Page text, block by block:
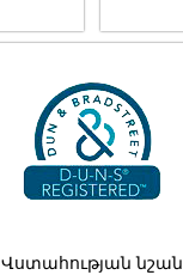
Վստահության նշան